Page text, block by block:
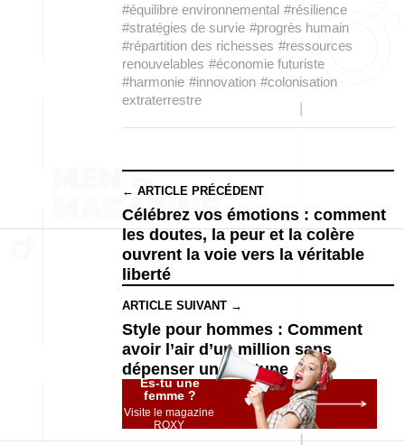
#équilibre environnemental #résilience
#stratégies de survie #progrès humain
#répartition des richesses #ressources
renouvelables #économie futuriste
#harmonie #innovation #colonisation
extraterrestre
← ARTICLE PRÉCÉDENT
Célébrez vos émotions : comment
les doutes, la peur et la colère
ouvrent la voie vers la véritable
liberté
ARTICLE SUIVANT →
Style pour hommes : Comment
avoir l’air d’un million sans
dépenser une fortune
Es-tu une
femme ?
Visite le magazine
ROXY